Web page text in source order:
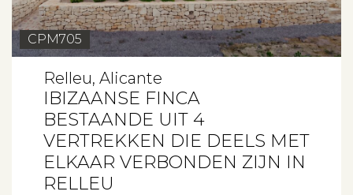
CPM705
Relleu, Alicante
IBIZAANSE FINCA
BESTAANDE UIT 4
VERTREKKEN DIE DEELS MET
ELKAAR VERBONDEN ZIJN IN
RELLEU